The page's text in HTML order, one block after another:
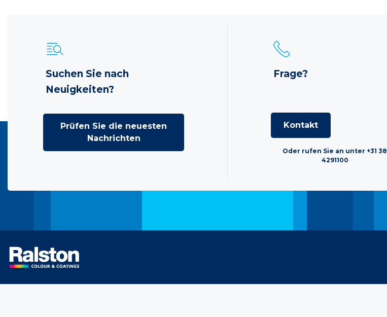
Suchen Sie nach
Neuigkeiten?
Prüfen Sie die neuesten
Nachrichten
Frage?
Kontakt
Oder rufen Sie an unter +31 38
4291100